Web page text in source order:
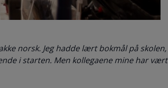
norsk. Jeg hadde lært bokmål på skolen,
i starten. Men kollegaene mine har vært